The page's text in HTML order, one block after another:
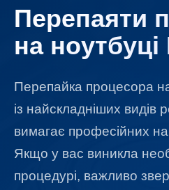
Перепаяти
на ноутбуці
Перепайка процесора
із найскладніших видів
вимагає професійних
Якщо у вас виникла
процедурі, важливо